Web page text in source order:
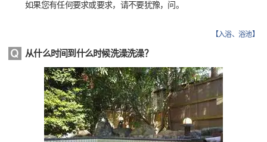
如果您有任何要求或要求，请不要犹豫，问。
【入浴、浴池】
从什么时间到什么时候洗澡洗澡？